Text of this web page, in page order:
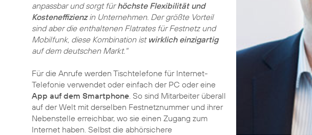
anpassbar und sorgt fürhöchste Flexibilität und
Kosteneffizienzin Unternehmen. Der größte Vorteil
sind aber die enthaltenen Flatrates für Festnetz und
Mobilfunk, diese Kombination ist wirklich einzigartig
auf dem deutschen Markt."
Für die Anrufe werden Tischtelefone für Internet-
Telefonie verwendet oder einfach der PC oder eine
App auf dem Smartphone. So sind Mitarbeiter überall
auf der Welt mit derselben Festnetznummer und ihrer
Nebenstelle erreichbar, wo sie einen Zugang zum
Internet haben. Selbst die abhörsichere